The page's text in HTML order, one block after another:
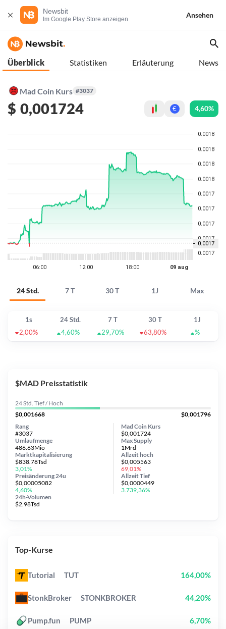
Newsbit
Im Google Play Store anzeigen
Ansehen
Überblick Statistiken Erläuterung News
Mad Coin Kurs #3037
$ 0,001724 € 4,60%
24 Std. 7 T 30 T 1J Max
1s 24 Std. 7 T 30 T
1J
2,00%
4,60% 29,70% 63,80% %
$MAD Preisstatistik
24 Std. Tief / Hoch
$0,001668
$0,001796
Mad Coin Kurs
$0,001724
Umlaufmenge
486.63Mio
Preisänderung 24u
$0,00005082
4,60%
Max Supply
1Mrd
Marktkapitalisierung
$838.78Tsd
3,01%
24h-Volumen
$2.98Tsd
Rang
#3037
Allzeithoch
$0,005563
69,01%
AllzeitTief
$0,0000449
3.739,36%
Top-Kurse
Tutorial TUT 164,00%
StonkBroker STONKBROKER 44,20%
Pump.fun PUMP 6,70%